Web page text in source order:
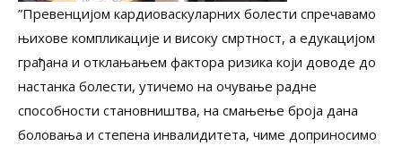
”Превенцијом кардиоваскуларних болести спречавамо
њихове компликације и високу смртност, а едукацијом
грађана и отклањањем фактора ризика који доводе до
настанка болести, утичемо на очување радне
способности становништва, на смањење броја дана
боловања и степена инвалидитета, чиме доприносимо